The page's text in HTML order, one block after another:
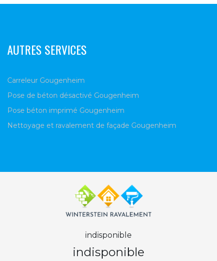
AUTRES SERVICES
Carreleur Gougenheim
Pose de béton désactivé Gougenheim
Pose béton imprimé Gougenheim
Nettoyage et ravalement de façade Gougenheim
indisponible
indisponible